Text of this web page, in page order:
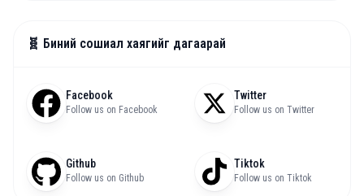
🧬 Биний сошиал хаягийг дагаарай
Facebook
Follow us on Facebook
Twitter
Follow us on Twitter
Github
Follow us on Github
Tiktok
Follow us on Tiktok